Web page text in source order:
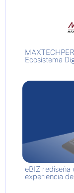
Ecosistema
eBIZ
experiencia